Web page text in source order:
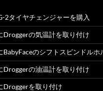
2タイヤチェンジャーを購入
Droggerの気温計を取り付け
BabyFaceのシフトスピンドル
Droggerの油温計を取り付け
Droggerを取り付け